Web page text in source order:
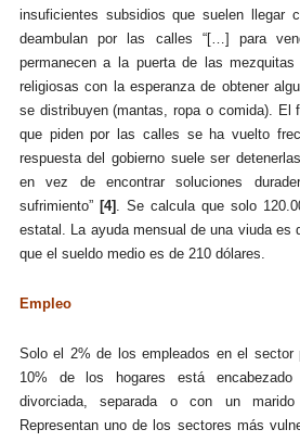
insuficientes subsidios que suelen llegar
deambulan por las calles “[…] para
permanecen a la puerta de las
religiosas con la esperanza de obtener
se distribuyen (mantas, ropa o comida). El
que piden por las calles se ha vuelto
respuesta del gobierno suele ser
en vez de encontrar soluciones
sufrimiento” [4]
. Se calcula que solo
estatal. La ayuda mensual de una viuda es
que el sueldo medio es de 210 dólares.
Empleo
Solo el 2% de los empleados en el sector
10% de los hogares está
divorciada, separada o con un
Representan uno de los sectores más